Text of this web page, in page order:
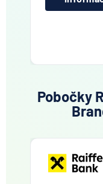
Pobočky